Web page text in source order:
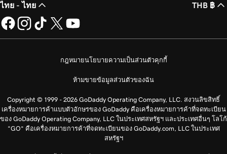
ไทย - ไทย THB ฿
กฎหมายนโยบายความเป็นส่วนตัวคุกกี้
ห้ามขายข้อมูลส่วนตัวของฉัน
Copyright © 1999 - 2026 GoDaddy Operating Company, LLC. สงวนลิขสิทธิ์
เครื่องหมายการค้าแบบตัวอักษรของ GoDaddy คือเครื่องหมายการค้าที่จดทะเบียน
ของ GoDaddy Operating Company, LLC ในประเทศสหรัฐฯ และประเทศอื่นๆ โลโก้
“GO” คือเครื่องหมายการค้าที่จดทะเบียนของ GoDaddy.com, LLC ในประเทศ
สหรัฐฯ